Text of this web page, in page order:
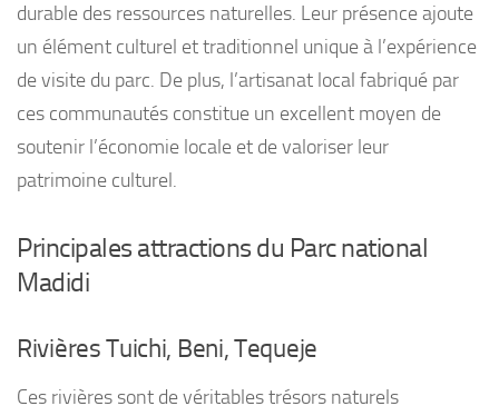
durable des ressources naturelles. Leur présence ajoute
un élément culturel et traditionnel unique à l’expérience
de visite du parc. De plus, l’artisanat local fabriqué par
ces communautés constitue un excellent moyen de
soutenir l’économie locale et de valoriser leur
patrimoine culturel.
Principales attractions du Parc national
Madidi
Rivières Tuichi, Beni, Tequeje
Ces rivières sont de véritables trésors naturels